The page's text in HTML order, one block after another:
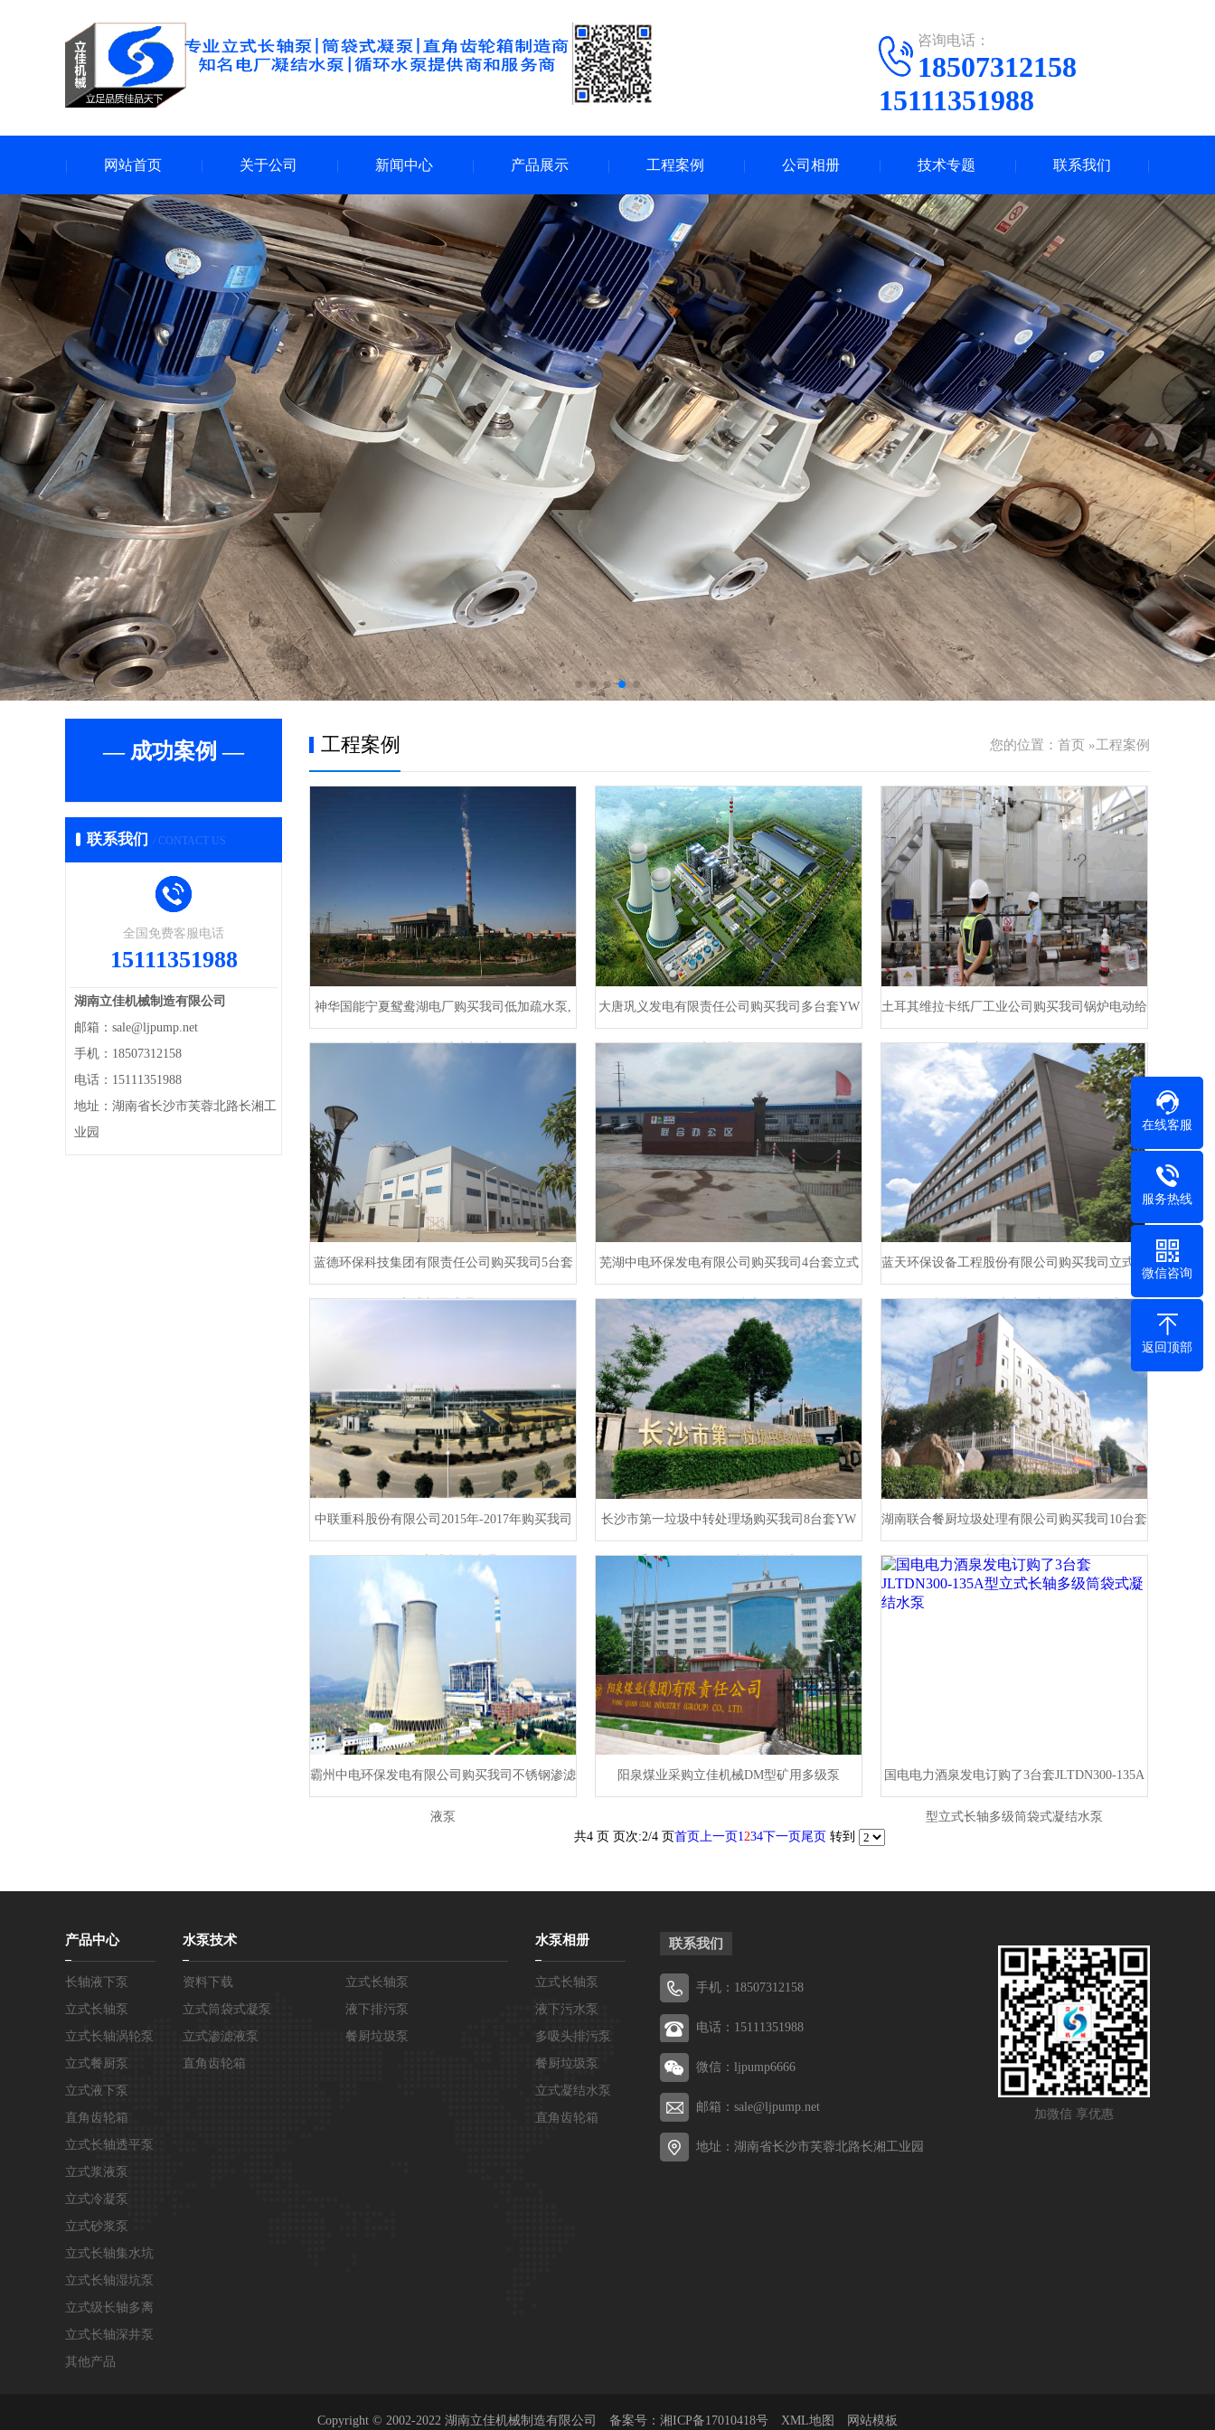
咨询电话：
18507312158
15111351988
网站首页 关于公司 新闻中心 产品展示 工程案例 公司相册 技术专题 联系我们
— 成功案例 —
联系我们 / CONTACT US
全国免费客服电话
15111351988
湖南立佳机械制造有限公司
邮箱：sale@ljpump.net
手机：18507312158
电话：15111351988
地址：湖南省长沙市芙蓉北路长湘工
业园
您的位置： 首页 »工程案例
工程案例
神华国能宁夏鸳鸯湖电厂购买我司低加疏水泵,
凝结水泵及凝结水补充水泵
大唐巩义发电有限责任公司购买我司多台套YW
液下排污泵
土耳其维拉卡纸厂工业公司购买我司锅炉电动给
水泵及循环水泵
蓝德环保科技集团有限责任公司购买我司5台套​
立式餐厨处理泵
芜湖中电环保发电有限公司购买我司4台套​立式
不锈钢渗滤液泵
蓝天环保设备工程股份有限公司购买我司立式渣
浆泵及餐厨垃圾渗滤液泵和餐厨垃圾浆液泵
中联重科股份有限公司2015年-2017年购买我司
130台套立式餐厨处理泵
长沙市第一垃圾中转处理场购买我司8台套YW
系列100CCB25-38餐厨垃圾液下泵
湖南联合餐厨垃圾处理有限公司购买我司10台套
立式餐厨泵
霸州中电环保发电有限公司购买我司不锈钢渗滤
液泵
阳泉煤业采购立佳机械DM型矿用多级泵 国电电力酒泉发电订购了3台套JLTDN300-135A
型立式长轴多级筒袋式凝结水泵
共4 页 页次:2/4 页首页上一页1234下一页尾页 转到
产品中心
长轴液下泵
立式长轴泵
立式长轴涡轮泵
立式餐厨泵
立式液下泵
直角齿轮箱
立式长轴透平泵
立式浆液泵
立式冷凝泵
立式砂浆泵
立式长轴集水坑
泵
立式长轴湿坑泵
立式级长轴多离
心泵
立式长轴深井泵
其他产品
水泵技术
资料下载
立式长轴泵
立式筒袋式凝泵
液下排污泵
立式渗滤液泵
餐厨垃圾泵
直角齿轮箱
水泵相册
立式长轴泵
液下污水泵
多吸头排污泵
餐厨垃圾泵
立式凝结水泵
直角齿轮箱
加微信 享优惠
联系我们
手机：18507312158
电话：15111351988
微信：ljpump6666
邮箱：sale@ljpump.net
地址：湖南省长沙市芙蓉北路长湘工业园
Copyright © 2002-2022 湖南立佳机械制造有限公司 备案号： 湘ICP备17010418号 XML地图 网站模板
在线客服
服务热线
微信咨询
返回顶部